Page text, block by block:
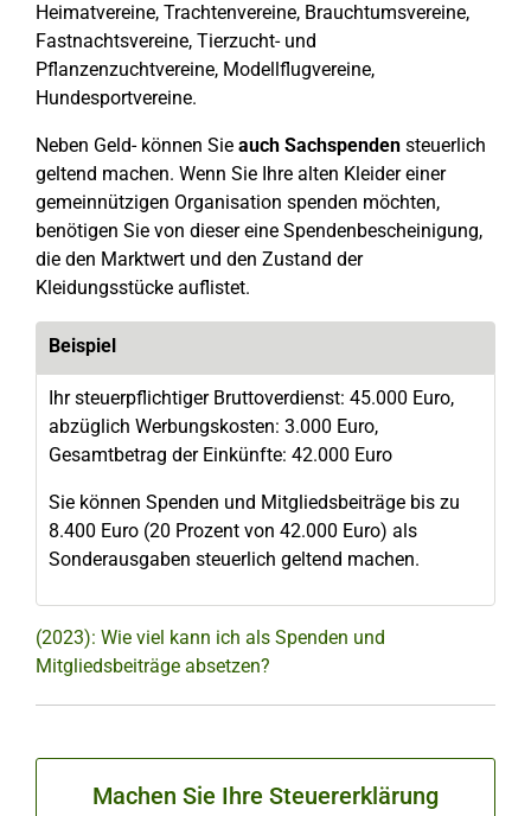
Heimatvereine, Trachtenvereine, Brauchtumsvereine,
Fastnachtsvereine, Tierzucht- und
Pflanzenzuchtvereine, Modellflugvereine,
Hundesportvereine.
Neben Geld- können Sie auch Sachspenden steuerlich
geltend machen. Wenn Sie Ihre alten Kleider einer
gemeinnützigen Organisation spenden möchten,
benötigen Sie von dieser eine Spendenbescheinigung,
die den Marktwert und den Zustand der
Kleidungsstücke auflistet.
Beispiel
Ihr steuerpflichtiger Bruttoverdienst: 45.000 Euro,
abzüglich Werbungskosten: 3.000 Euro,
Gesamtbetrag der Einkünfte: 42.000 Euro
Sie können Spenden und Mitgliedsbeiträge bis zu
8.400 Euro (20 Prozent von 42.000 Euro) als
Sonderausgaben steuerlich geltend machen.
(2023): Wie viel kann ich als Spenden und
Mitgliedsbeiträge absetzen?
Machen Sie Ihre Steuererklärung